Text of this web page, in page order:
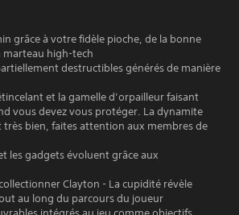
grâce à votre fidèle pioche, de la bonne
high-tech
destructibles générés de manière
et la gamelle d’orpailleur faisant
vous devez vous protéger. La dynamite
bien, faites attention aux membres de
les gadgets évoluent grâce aux
Clayton - La cupidité révèle
au long du parcours du joueur